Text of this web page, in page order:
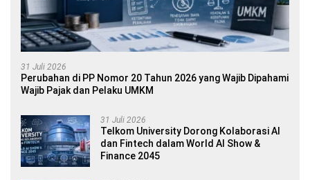
31 Juli 2026
Perubahan di PP Nomor 20 Tahun 2026 yang Wajib Dipahami
Wajib Pajak dan Pelaku UMKM
31 Juli 2026
Telkom University Dorong Kolaborasi AI
dan Fintech dalam World AI Show &
Finance 2045